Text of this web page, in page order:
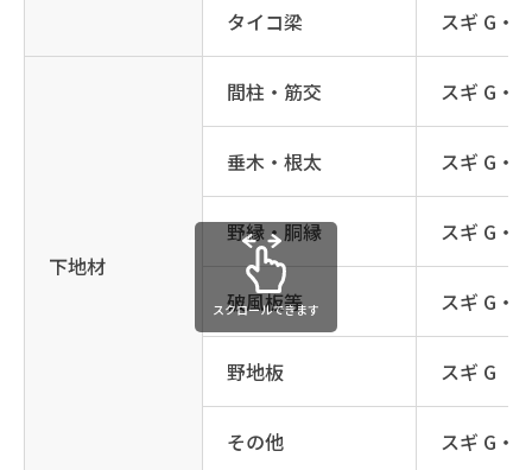
タイコ梁 スギ G・
下地材
間柱・筋交 スギ G・
垂木・根太 スギ G・
野縁・胴縁 スギ G・
破風板等 スギ G・
野地板 スギ G
その他 スギ G・
スクロールできます